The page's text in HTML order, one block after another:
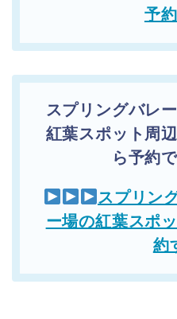
予
スプリングバレ
紅葉スポット周辺
ら予約
スプリン
ー場の紅葉スポ
約